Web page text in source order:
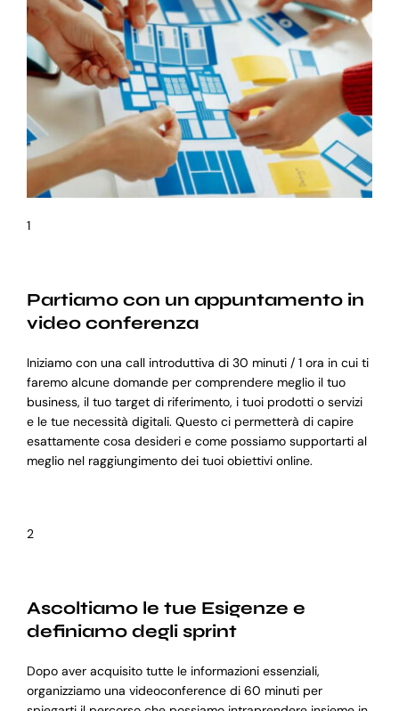
1
Partiamo con un appuntamento in
video conferenza
Iniziamo con una call introduttiva di 30 minuti / 1 ora in cui ti
faremo alcune domande per comprendere meglio il tuo
business, il tuo target di riferimento, i tuoi prodotti o servizi
e le tue necessità digitali. Questo ci permetterà di capire
esattamente cosa desideri e come possiamo supportarti al
meglio nel raggiungimento dei tuoi obiettivi online.
2
Ascoltiamo le tue Esigenze e
definiamo degli sprint
Dopo aver acquisito tutte le informazioni essenziali,
organizziamo una videoconference di 60 minuti per